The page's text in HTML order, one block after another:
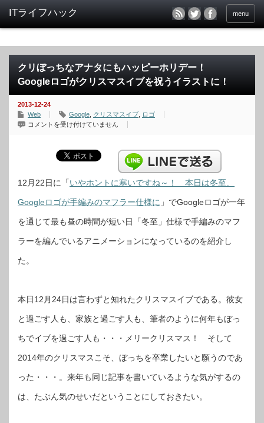
menu
クリぼっちなアナタにもハッピーホリデー！
Googleロゴがクリスマスイブを祝うイラストに！
2013-12-24
Web
Google クリスマスイブ
ロゴ
ク
タ
に
ハ
ッ
ー
デ
ロ
ス
ス
イ
を
祝
イ
ト
コメントを受け付けていません
12月22日に「いやホントに寒いですね～！ 本日は冬至、
Googleロゴが手編みのマフラー仕様に 」でGoogleロゴが一年
を通じて最も昼の時間が短い日「冬至」仕様で手編みのマフ
ラーを編んでいるアニメーションになっているのを紹介し
た。
本日12月24日は言わずと知れたクリスマスイブである。彼女
と過ごす人も、家族と過ごす人も、筆者のように何年もぼっ
ちでイブを過ごす人も・・・メリークリスマス！ そして
2014年のクリスマスこそ、ぼっちを卒業したいと願うのであ
った・・・。来年も同じ記事を書いているような気がするの
は、たぶん気のせいだということにしておきたい。